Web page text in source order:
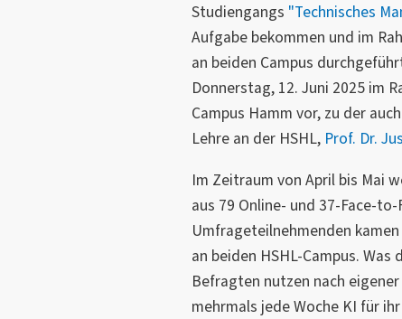
Studiengangs "Technisches
Aufgabe bekommen und im
an beiden Campus
Donnerstag, 12. Juni 2025 im
Campus Hamm vor, zu der
Lehre an der HSHL, Prof. Dr.
Im Zeitraum von April bis Mai
aus 79 Online- und 37-Face-
Umfrageteilnehmenden
an beiden HSHL-Campus.
Befragten nutzen nach
mehrmals jede Woche KI für